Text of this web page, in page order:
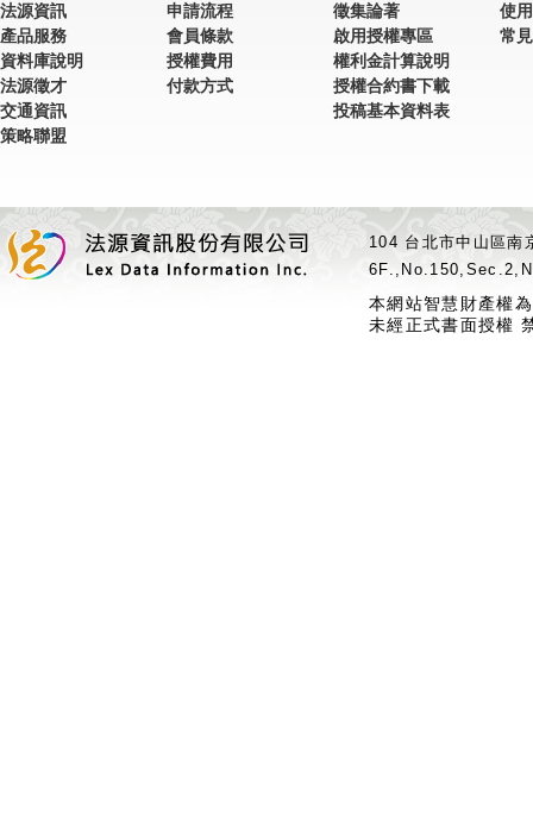
法源資訊
產品服務
資料庫說明
法源徵才
交通資訊
策略聯盟
申請流程
會員條款
授權費用
付款方式
徵集論著
啟用授權專區
權利金計算說明
授權合約書下載
投稿基本資料表
使
常
104 台北市中山區
本網站智慧財產權
未經正式書面授權